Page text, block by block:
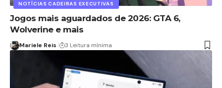
NOTÍCIAS CADEIRAS EXECUTIVAS
Jogos mais aguardados de 2026: GTA 6,
Wolverine e mais
Mariele Reis 3 Leitura mínima